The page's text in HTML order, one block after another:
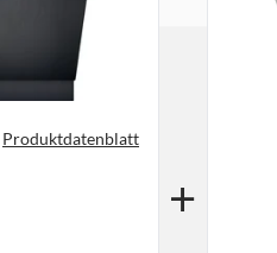
Produktdatenblatt